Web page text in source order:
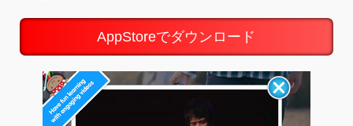
AppStoreでダウンロード